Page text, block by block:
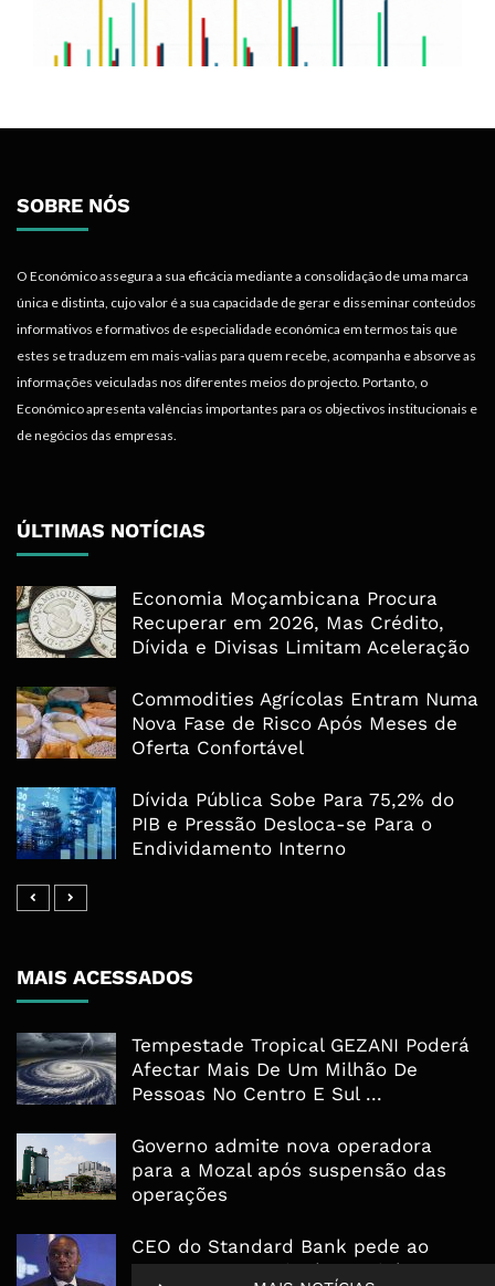
SOBRE NÓS
O Económico assegura a sua eficácia mediante a consolidação de uma marca
única e distinta, cujo valor é a sua capacidade de gerar e disseminar conteúdos
informativos e formativos de especialidade económica em termos tais que
estes se traduzem em mais-valias para quem recebe, acompanha e absorve as
informações veiculadas nos diferentes meios do projecto. Portanto, o
Económico apresenta valências importantes para os objectivos institucionais e
de negócios das empresas.
ÚLTIMAS NOTÍCIAS
Economia Moçambicana Procura
Recuperar em 2026, Mas Crédito,
Dívida e Divisas Limitam Aceleração
Commodities Agrícolas Entram Numa
Nova Fase de Risco Após Meses de
Oferta Confortável
Dívida Pública Sobe Para 75,2% do
PIB e Pressão Desloca-se Para o
Endividamento Interno
MAIS ACESSADOS
Tempestade Tropical GEZANI Poderá
Afectar Mais De Um Milhão De
Pessoas No Centro E Sul ...
Governo admite nova operadora
para a Mozal após suspensão das
operações
CEO do Standard Bank pede ao
Governo que “saia do caminho” e